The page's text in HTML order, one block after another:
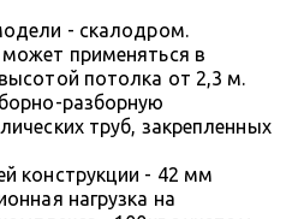
- скалодром.
применяться в
потолка от 2,3 м.
разборную
труб, закрепленных
конструкции - 42 мм
нагрузка на